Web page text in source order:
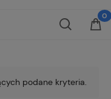
podane kryteria.